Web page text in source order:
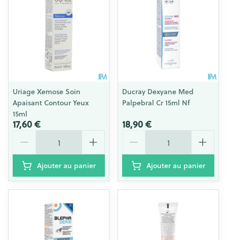
Uriage Xemose Soin
Apaisant Contour Yeux
15ml
17,60 €
Ajouter au panier
Ducray Dexyane Med
Palpebral Cr 15ml Nf
18,90 €
Ajouter au panier